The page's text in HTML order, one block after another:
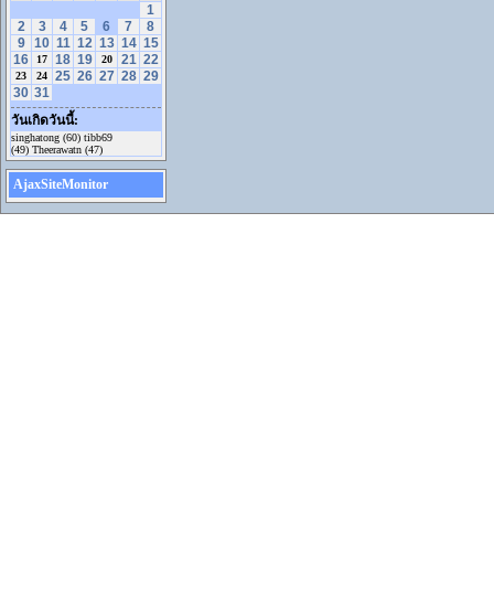
1
2
3 4 5 6 7
8
9
10 11 12 13 14 15
16
17 18 19 20 21 22
23 24 25 26 27 28 29
30 31
วันเกิดวันนี้:
singhatong (60) tibb69
(49) Theerawatn (47)
AjaxSiteMonitor